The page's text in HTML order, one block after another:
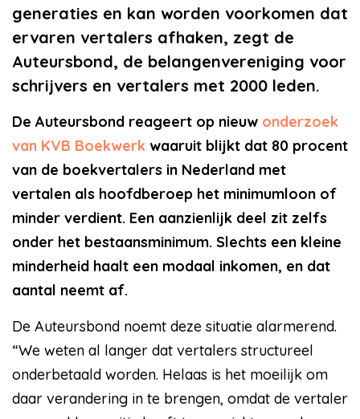
generaties en kan worden voorkomen dat
ervaren vertalers afhaken, zegt de
Auteursbond, de belangenvereniging voor
schrijvers en vertalers met 2000 leden.
De Auteursbond reageert op nieuw onderzoek
van KVB Boekwerk waaruit blijkt dat 80 procent
van de boekvertalers in Nederland met
vertalen als hoofdberoep het minimumloon of
minder verdient. Een aanzienlijk deel zit zelfs
onder het bestaansminimum. Slechts een kleine
minderheid haalt een modaal inkomen, en dat
aantal neemt af.
De Auteursbond noemt deze situatie alarmerend.
“We weten al langer dat vertalers structureel
onderbetaald worden. Helaas is het moeilijk om
daar verandering in te brengen, omdat de vertaler